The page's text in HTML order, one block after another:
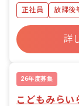
正社員 放課後
詳
26年度募集
こどもみらい